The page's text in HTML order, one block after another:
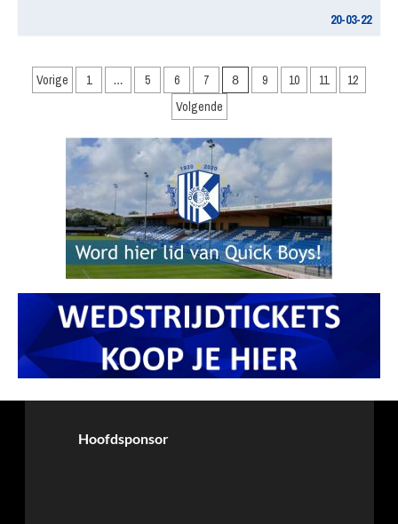
20-03-22
Berichten
Vorige 1 … 5 6 7 8 9 10 11
12
Volgende
Hoofdsponsor